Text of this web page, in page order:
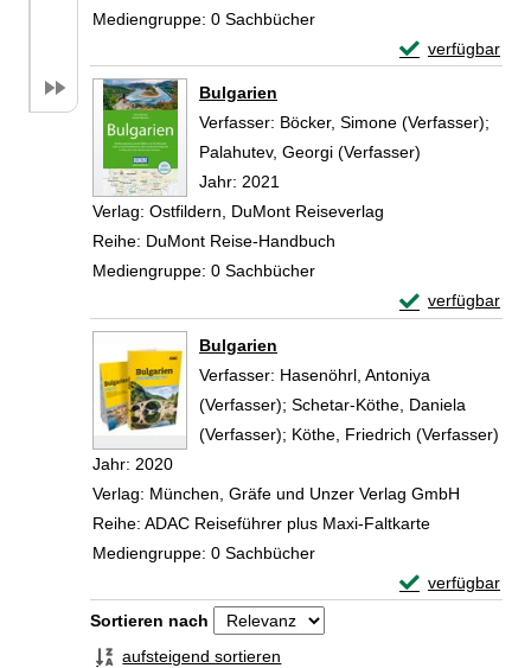
Mediengruppe: 0 Sachbücher
verfügbar
Exemplar-
Bulgarien
Verfasser: Böcker, Simone (Verfasser);
Palahutev, Georgi (Verfasser)
Jahr: 2021
Verlag: Ostfildern, DuMont Reiseverlag
Reihe: DuMont Reise-Handbuch
Mediengruppe: 0 Sachbücher
verfügbar
Exemplar-
Bulgarien
Verfasser: Hasenöhrl, Antoniya
(Verfasser); Schetar-Köthe, Daniela
(Verfasser); Köthe, Friedrich (Verfasser)
Jahr: 2020
Verlag: München, Gräfe und Unzer Verlag GmbH
Reihe: ADAC Reiseführer plus Maxi-Faltkarte
Mediengruppe: 0 Sachbücher
verfügbar
Exemplar-
Zu den Suchfiltern springen
Sortieren nach
aufsteigend sortieren